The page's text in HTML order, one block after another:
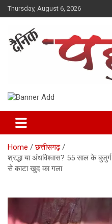
Skip
to
Thursday, August 6, 2026
Dainik Pahuna
Home
छत्तीसगढ़
श्रद्धा या अंधविश्वास? 55 साल के
से काटा खुद का गला